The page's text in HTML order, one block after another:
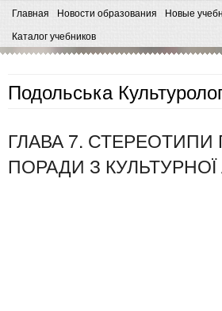
Главная Новости образования
Новые
Каталог учебников
Подольська
ГЛАВА 7. СТЕРЕОТИПИ
ПОРАДИ З КУЛЬТУРНОЇ